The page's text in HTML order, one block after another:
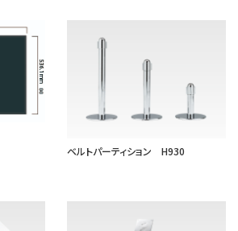
ベルトパーティション H930